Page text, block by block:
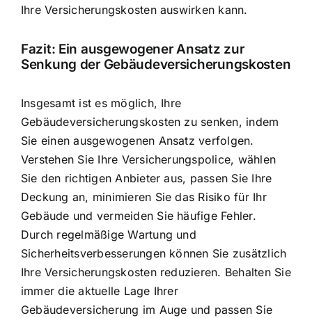
Ihre Versicherungskosten auswirken kann.
Fazit: Ein ausgewogener Ansatz zur
Senkung der Gebäudeversicherungskosten
Insgesamt ist es möglich, Ihre
Gebäudeversicherungskosten zu senken, indem
Sie einen ausgewogenen Ansatz verfolgen.
Verstehen Sie Ihre Versicherungspolice, wählen
Sie den richtigen Anbieter aus, passen Sie Ihre
Deckung an, minimieren Sie das Risiko für Ihr
Gebäude und vermeiden Sie häufige Fehler.
Durch regelmäßige Wartung und
Sicherheitsverbesserungen können Sie zusätzlich
Ihre Versicherungskosten reduzieren. Behalten Sie
immer die aktuelle Lage Ihrer
Gebäudeversicherung im Auge und passen Sie